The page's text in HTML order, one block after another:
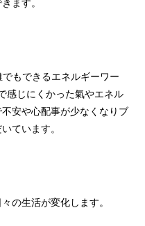
ます。
もできるエネルギーワー
感じにくかった氣やエネル
安や心配事が少なくなりブ
ています。
の生活が変化します。